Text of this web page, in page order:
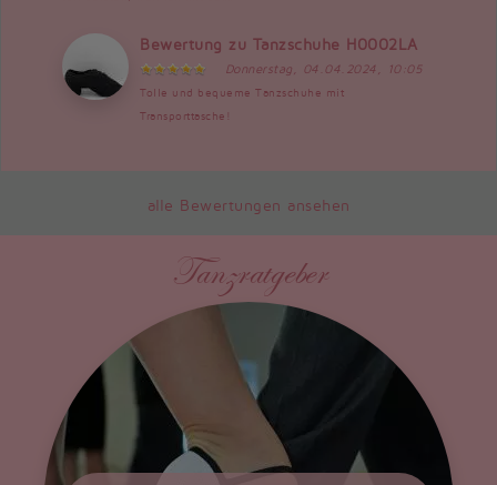
Bewertung zu Tanzschuhe H0002LA
Donnerstag, 04.04.2024, 10:05
Tolle und bequeme Tanzschuhe mit
Transporttasche!
alle Bewertungen ansehen
Tanzratgeber